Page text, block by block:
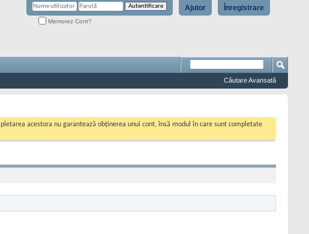
Înregistrare
Ajutor
Memorez Cont?
Căutare Avansată
acestora nu garantează obținerea unui cont, însă modul în care sunt completate